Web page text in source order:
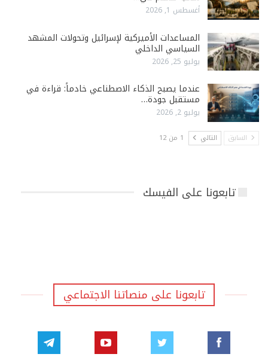
أغسطس 1, 2026
المساعدات الأميركية لإسرائيل وتحولات المشهد
السياسي الداخلي
يوليو 25, 2026
عندما يصبح الذكاء الاصطناعي خادماً: قراءة في
مستقبل جودة…
يوليو 2, 2026
السابق التالي 1 من 12
تابعونا على الفيسك
تابعونا على منصاتنا الاجتماعي